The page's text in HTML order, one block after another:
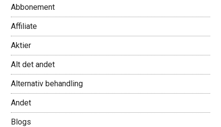
Abbonement
Affiliate
Aktier
Alt det andet
Alternativ behandling
Andet
Blogs